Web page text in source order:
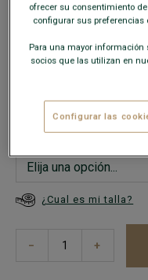
COLORES DISPONIBLES
Este modelo talla
¿Cual es mi talla?
− +
ofrecer su consentimiento
configurar sus
Para una mayor información
socios que las utilizan en
Configurar las